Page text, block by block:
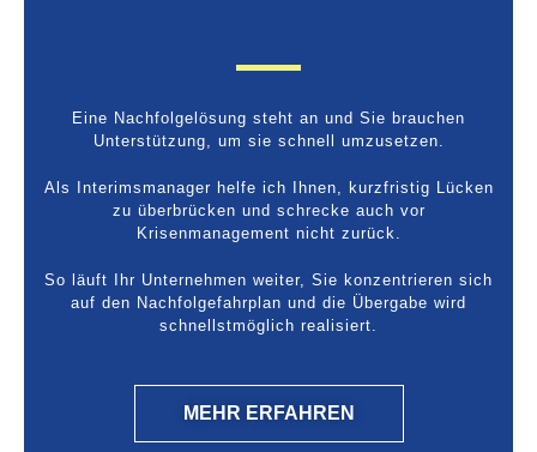
Eine Nachfolgelösung steht an und Sie brauchen
Unterstützung, um sie schnell umzusetzen.
Als Interimsmanager helfe ich Ihnen, kurzfristig Lücken
zu überbrücken und schrecke auch vor
Krisenmanagement nicht zurück.
So läuft Ihr Unternehmen weiter, Sie konzentrieren sich
auf den Nachfolgefahrplan und die Übergabe wird
schnellstmöglich realisiert.
MEHR ERFAHREN